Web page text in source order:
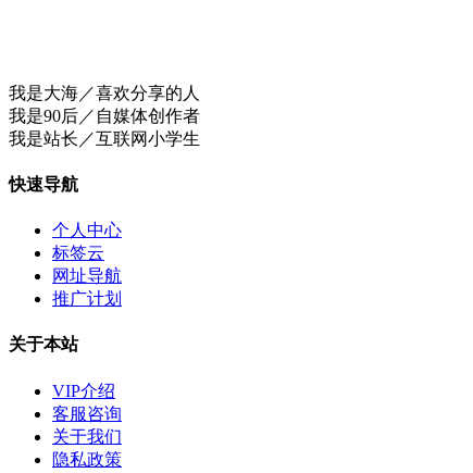
我是大海／喜欢分享的人
我是90后／自媒体创作者
我是站长／互联网小学生
快速导航
个人中心
标签云
网址导航
推广计划
关于本站
VIP介绍
客服咨询
关于我们
隐私政策